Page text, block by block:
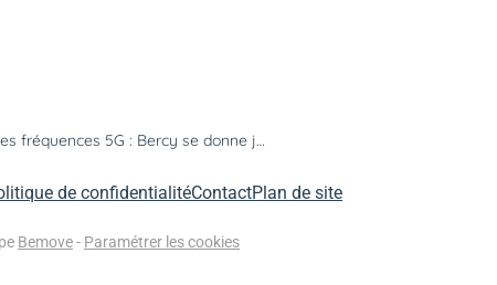
Attribution des fréquences 5G : Bercy se donne jusqu'à juin 2020
de confidentialitéContactPlan de site
Bemove- Paramétrer les cookies